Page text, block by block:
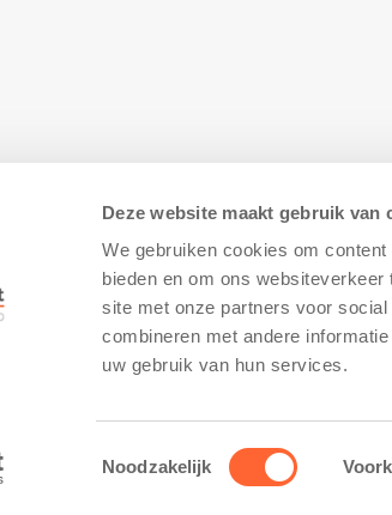
Deze website maakt gebruik van
We gebruiken cookies om
bieden en om ons
site met onze partners voor
combineren met andere
uw gebruik van hun services.
Toestemmingsselectie
Noodzakelijk
© Copyright - Kidsfirst Privacy Policy –